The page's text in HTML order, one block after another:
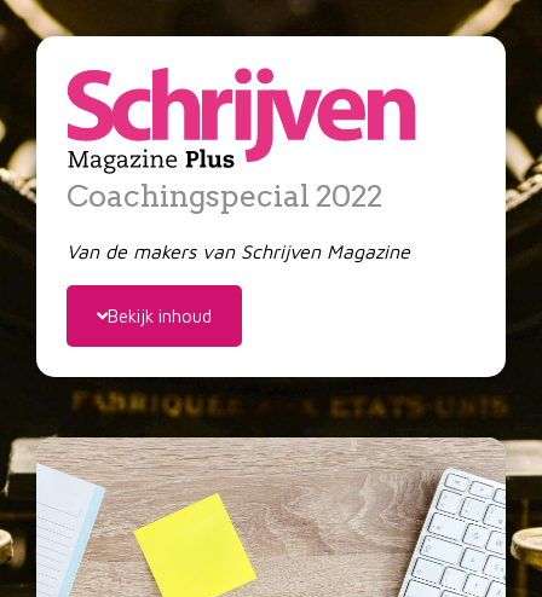
Coachingspecial 2022
Van de makers van Schrijven Magazine
Bekijk inhoud